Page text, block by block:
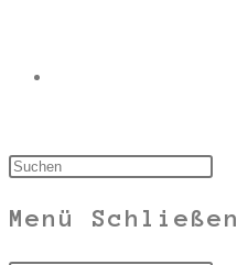
Menü Schließen